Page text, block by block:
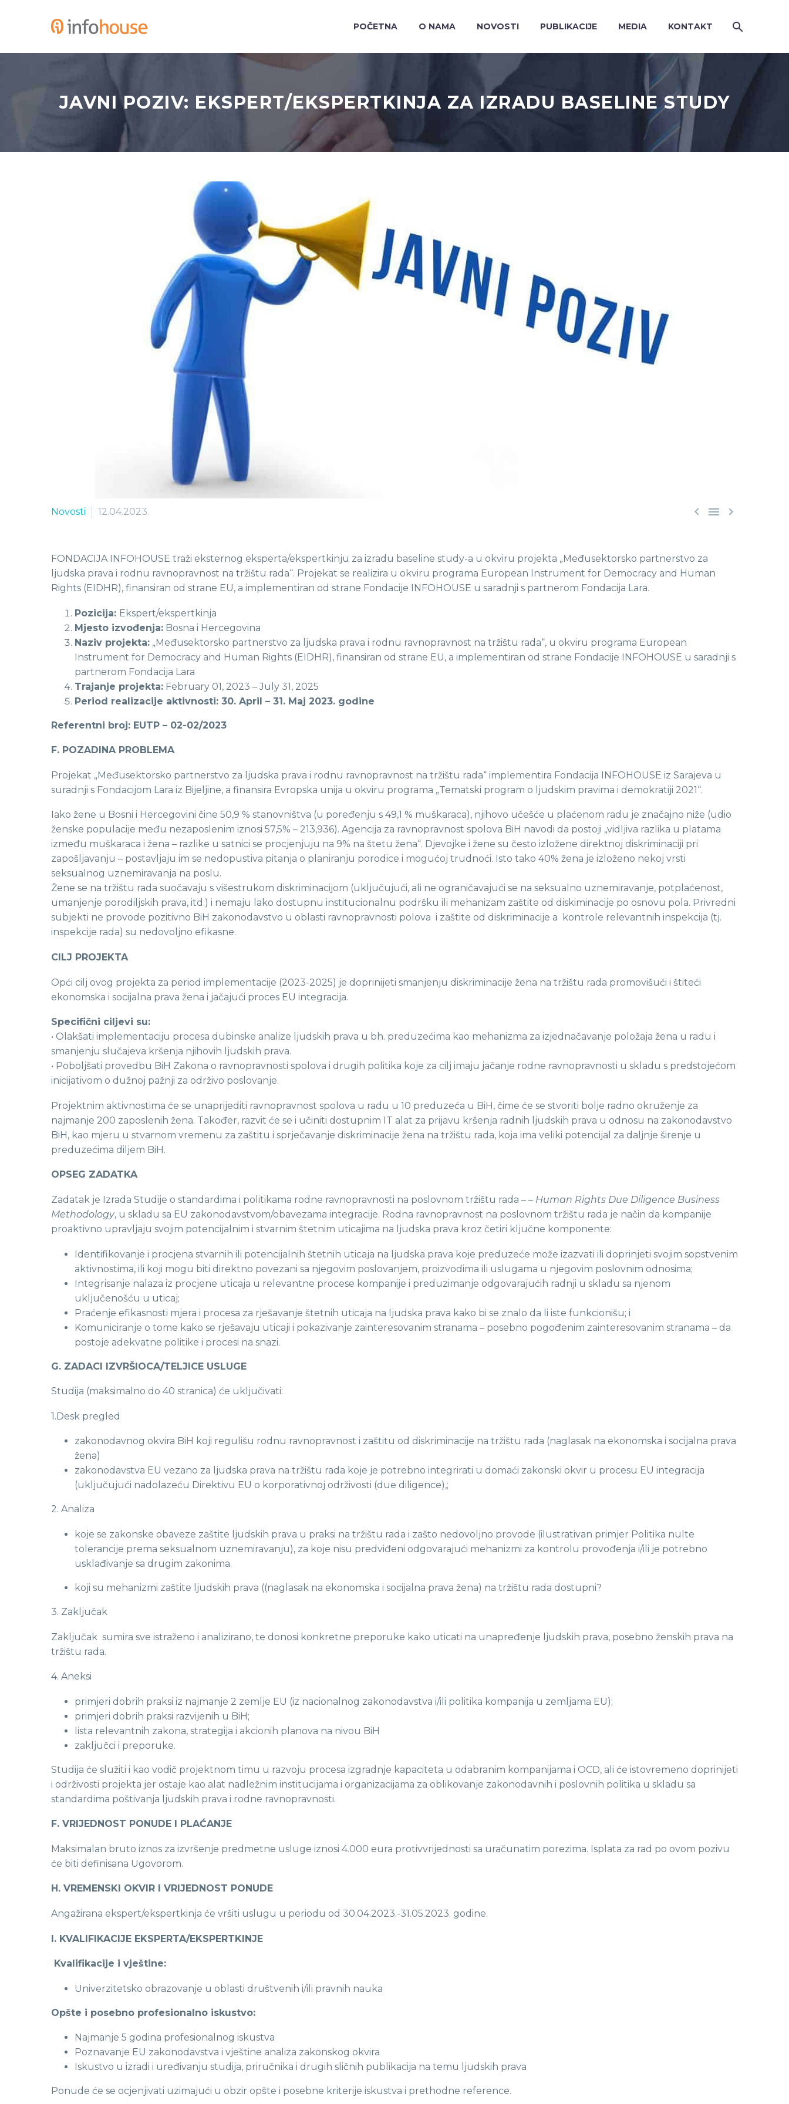
POČETNA O NAMA NOVOSTI PUBLIKACIJE MEDIA KONTAKT
JAVNI POZIV: EKSPERT/EKSPERTKINJA ZA IZRADU BASELINE STUDY
  
Novosti 12.04.2023.
FONDACIJA INFOHOUSE traži eksternog eksperta/ekspertkinju za izradu baseline study-a u okviru projekta „Međusektorsko partnerstvo za
ljudska prava i rodnu ravnopravnost na tržištu rada“. Projekat se realizira u okviru programa European Instrument for Democracy and Human
Rights (EIDHR), finansiran od strane EU, a implementiran od strane Fondacije INFOHOUSE u saradnji s partnerom Fondacija Lara.
Pozicija: Ekspert/ekspertkinja
Mjesto izvođenja: Bosna i Hercegovina
Naziv projekta: „Međusektorsko partnerstvo za ljudska prava i rodnu ravnopravnost na tržištu rada“, u okviru programa European
Instrument for Democracy and Human Rights (EIDHR), finansiran od strane EU, a implementiran od strane Fondacije INFOHOUSE u saradnji s
partnerom Fondacija Lara
Trajanje projekta: February 01, 2023 – July 31, 2025
Period realizacije aktivnosti: 30. April – 31. Maj 2023. godine
Referentni broj: EUTP – 02-02/2023
F. POZADINA PROBLEMA
Projekat „Međusektorsko partnerstvo za ljudska prava i rodnu ravnopravnost na tržištu rada“ implementira Fondacija INFOHOUSE iz Sarajeva u
suradnji s Fondacijom Lara iz Bijeljine, a finansira Evropska unija u okviru programa „Tematski program o ljudskim pravima i demokratiji 2021“.
Iako žene u Bosni i Hercegovini čine 50,9 % stanovništva (u poređenju s 49,1 % muškaraca), njihovo učešće u plaćenom radu je značajno niže (udio
ženske populacije među nezaposlenim iznosi 57,5% – 213,936). Agencija za ravnopravnost spolova BiH navodi da postoji „vidljiva razlika u platama
između muškaraca i žena – razlike u satnici se procjenjuju na 9% na štetu žena“. Djevojke i žene su često izložene direktnoj diskriminaciji pri
zapošljavanju – postavljaju im se nedopustiva pitanja o planiranju porodice i mogućoj trudnoći. Isto tako 40% žena je izloženo nekoj vrsti
seksualnog uznemiravanja na poslu.
Žene se na tržištu rada suočavaju s višestrukom diskriminacijom (uključujući, ali ne ograničavajući se na seksualno uznemiravanje, potplaćenost,
umanjenje porodiljskih prava, itd.) i nemaju lako dostupnu institucionalnu podršku ili mehanizam zaštite od diskiminacije po osnovu pola. Privredni
subjekti ne provode pozitivno BiH zakonodavstvo u oblasti ravnopravnosti polova i zaštite od diskriminacije a kontrole relevantnih inspekcija (tj.
inspekcije rada) su nedovoljno efikasne.
CILJ PROJEKTA
Opći cilj ovog projekta za period implementacije (2023-2025) je doprinijeti smanjenju diskriminacije žena na tržištu rada promovišući i štiteći
ekonomska i socijalna prava žena i jačajući proces EU integracija.
Specifični ciljevi su:
• Olakšati implementaciju procesa dubinske analize ljudskih prava u bh. preduzećima kao mehanizma za izjednačavanje položaja žena u radu i
smanjenju slučajeva kršenja njihovih ljudskih prava.
• Poboljšati provedbu BiH Zakona o ravnopravnosti spolova i drugih politika koje za cilj imaju jačanje rodne ravnopravnosti u skladu s predstojećom
inicijativom o dužnoj pažnji za održivo poslovanje.
Projektnim aktivnostima će se unaprijediti ravnopravnost spolova u radu u 10 preduzeća u BiH, čime će se stvoriti bolje radno okruženje za
najmanje 200 zaposlenih žena. Također, razvit će se i učiniti dostupnim IT alat za prijavu kršenja radnih ljudskih prava u odnosu na zakonodavstvo
BiH, kao mjeru u stvarnom vremenu za zaštitu i sprječavanje diskriminacije žena na tržištu rada, koja ima veliki potencijal za daljnje širenje u
preduzećima diljem BiH.
OPSEG ZADATKA
Zadatak je Izrada Studije o standardima i politikama rodne ravnopravnosti na poslovnom tržištu rada – – Human Rights Due Diligence Business
Methodology, u skladu sa EU zakonodavstvom/obavezama integracije. Rodna ravnopravnost na poslovnom tržištu rada je način da kompanije
proaktivno upravljaju svojim potencijalnim i stvarnim štetnim uticajima na ljudska prava kroz četiri ključne komponente:
Identifikovanje i procjena stvarnih ili potencijalnih štetnih uticaja na ljudska prava koje preduzeće može izazvati ili doprinjeti svojim sopstvenim
aktivnostima, ili koji mogu biti direktno povezani sa njegovim poslovanjem, proizvodima ili uslugama u njegovim poslovnim odnosima;
Integrisanje nalaza iz procjene uticaja u relevantne procese kompanije i preduzimanje odgovarajućih radnji u skladu sa njenom
uključenošću u uticaj;
Praćenje efikasnosti mjera i procesa za rješavanje štetnih uticaja na ljudska prava kako bi se znalo da li iste funkcionišu; i
Komuniciranje o tome kako se rješavaju uticaji i pokazivanje zainteresovanim stranama – posebno pogođenim zainteresovanim stranama – da
postoje adekvatne politike i procesi na snazi.
G. ZADACI IZVRŠIOCA/TELJICE USLUGE
Studija (maksimalno do 40 stranica) će uključivati:
1.Desk pregled
zakonodavnog okvira BiH koji regulišu rodnu ravnopravnost i zaštitu od diskriminacije na tržištu rada (naglasak na ekonomska i socijalna prava
žena)
zakonodavstva EU vezano za ljudska prava na tržištu rada koje je potrebno integrirati u domaći zakonski okvir u procesu EU integracija
(uključujući nadolazeću Direktivu EU o korporativnoj održivosti (due diligence),;
2. Analiza
koje se zakonske obaveze zaštite ljudskih prava u praksi na tržištu rada i zašto nedovoljno provode (ilustrativan primjer Politika nulte
tolerancije prema seksualnom uznemiravanju), za koje nisu predviđeni odgovarajući mehanizmi za kontrolu provođenja i/ili je potrebno
usklađivanje sa drugim zakonima.
koji su mehanizmi zaštite ljudskih prava ((naglasak na ekonomska i socijalna prava žena) na tržištu rada dostupni?
3. Zaključak
Zaključak sumira sve istraženo i analizirano, te donosi konkretne preporuke kako uticati na unapređenje ljudskih prava, posebno ženskih prava na
tržištu rada.
4. Aneksi
primjeri dobrih praksi iz najmanje 2 zemlje EU (iz nacionalnog zakonodavstva i/ili politika kompanija u zemljama EU);
primjeri dobrih praksi razvijenih u BiH;
lista relevantnih zakona, strategija i akcionih planova na nivou BiH
zaključci i preporuke.
Studija će služiti i kao vodič projektnom timu u razvoju procesa izgradnje kapaciteta u odabranim kompanijama i OCD, ali će istovremeno doprinijeti
i održivosti projekta jer ostaje kao alat nadležnim institucijama i organizacijama za oblikovanje zakonodavnih i poslovnih politika u skladu sa
standardima poštivanja ljudskih prava i rodne ravnopravnosti.
F. VRIJEDNOST PONUDE I PLAĆANJE
Maksimalan bruto iznos za izvršenje predmetne usluge iznosi 4.000 eura protivvrijednosti sa uračunatim porezima. Isplata za rad po ovom pozivu
će biti definisana Ugovorom.
H. VREMENSKI OKVIR I VRIJEDNOST PONUDE
Angažirana ekspert/ekspertkinja će vršiti uslugu u periodu od 30.04.2023.-31.05.2023. godine.
I. KVALIFIKACIJE EKSPERTA/EKSPERTKINJE
Kvalifikacije i vještine:
Univerzitetsko obrazovanje u oblasti društvenih i/ili pravnih nauka
Opšte i posebno profesionalno iskustvo:
Najmanje 5 godina profesionalnog iskustva
Poznavanje EU zakonodavstva i vještine analiza zakonskog okvira
Iskustvo u izradi i uređivanju studija, priručnika i drugih sličnih publikacija na temu ljudskih prava
Ponude će se ocjenjivati uzimajući u obzir opšte i posebne kriterije iskustva i prethodne reference.